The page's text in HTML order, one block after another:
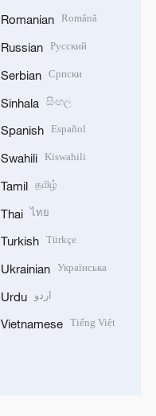
Romanian Română
Russian Русский
Serbian Српски
Sinhala සිංහල
Spanish Español
Swahili Kiswahili
Tamil தமிழ்
Thai ไทย
Turkish Türkçe
Ukrainian Українська
Urdu اردو
Vietnamese Tiếng Việt